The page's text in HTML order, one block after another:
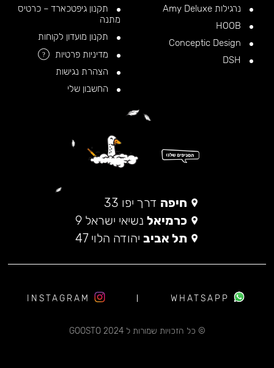
נרגילות Amy Deluxe
תקנון גיפטכארד – כרטיס
מתנה
תקנון מועדון לקוחות
מדיניות פרטיות
?
הצהרת נגישות
החשבון שלי
חיפה דרך יפו 33
כרמיאל נשיאי ישראל 9
תל אביב יהודה הלוי 47
© כל הזכויות שמורות ל 2024 GOOSTO
WHATSAPP
INSTAGRAM